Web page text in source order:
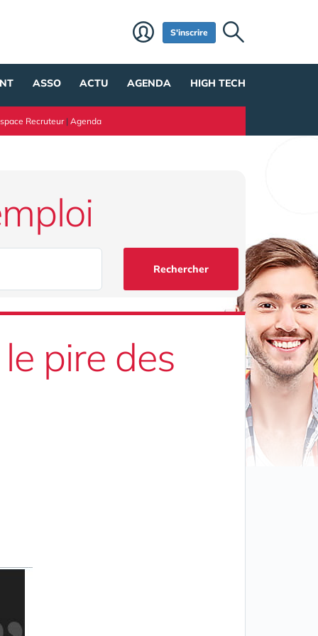
S'inscrire
ASSO ACTU AGENDA HIGH TECH
Recruteur| Agenda
Rechercher
pire des